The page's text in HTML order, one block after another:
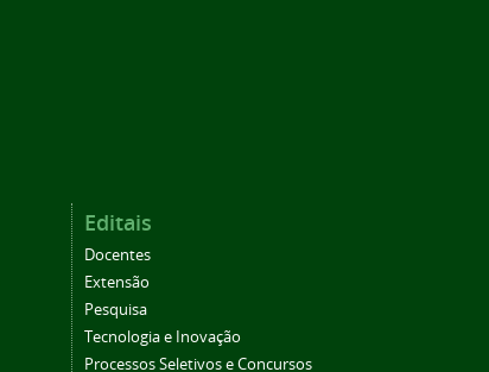
Editais
Docentes
Extensão
Pesquisa
Tecnologia e Inovação
Processos Seletivos e Concursos